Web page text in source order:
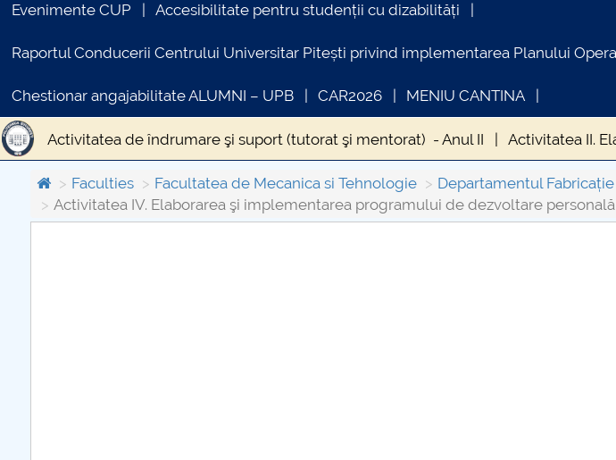
Evenimente CUP Accesibilitate pentru studenții cu dizabilități
Raportul Conducerii Centrului Universitar Pitești privind implementarea Planului
Chestionar angajabilitate ALUMNI – UPB CAR2026 MENIU CANTINA
Activitatea de îndrumare şi suport (tutorat şi mentorat) - Anul II Activitatea II.
Activitatea III. Elaborarea şi implementarea programului de dezvoltare a
Activitatea IV. Elaborarea şi implementarea programului de dezvoltare
Faculties Facultatea de Mecanica si Tehnologie Departamentul
Activitatea IV. Elaborarea şi implementarea programului de dezvoltare